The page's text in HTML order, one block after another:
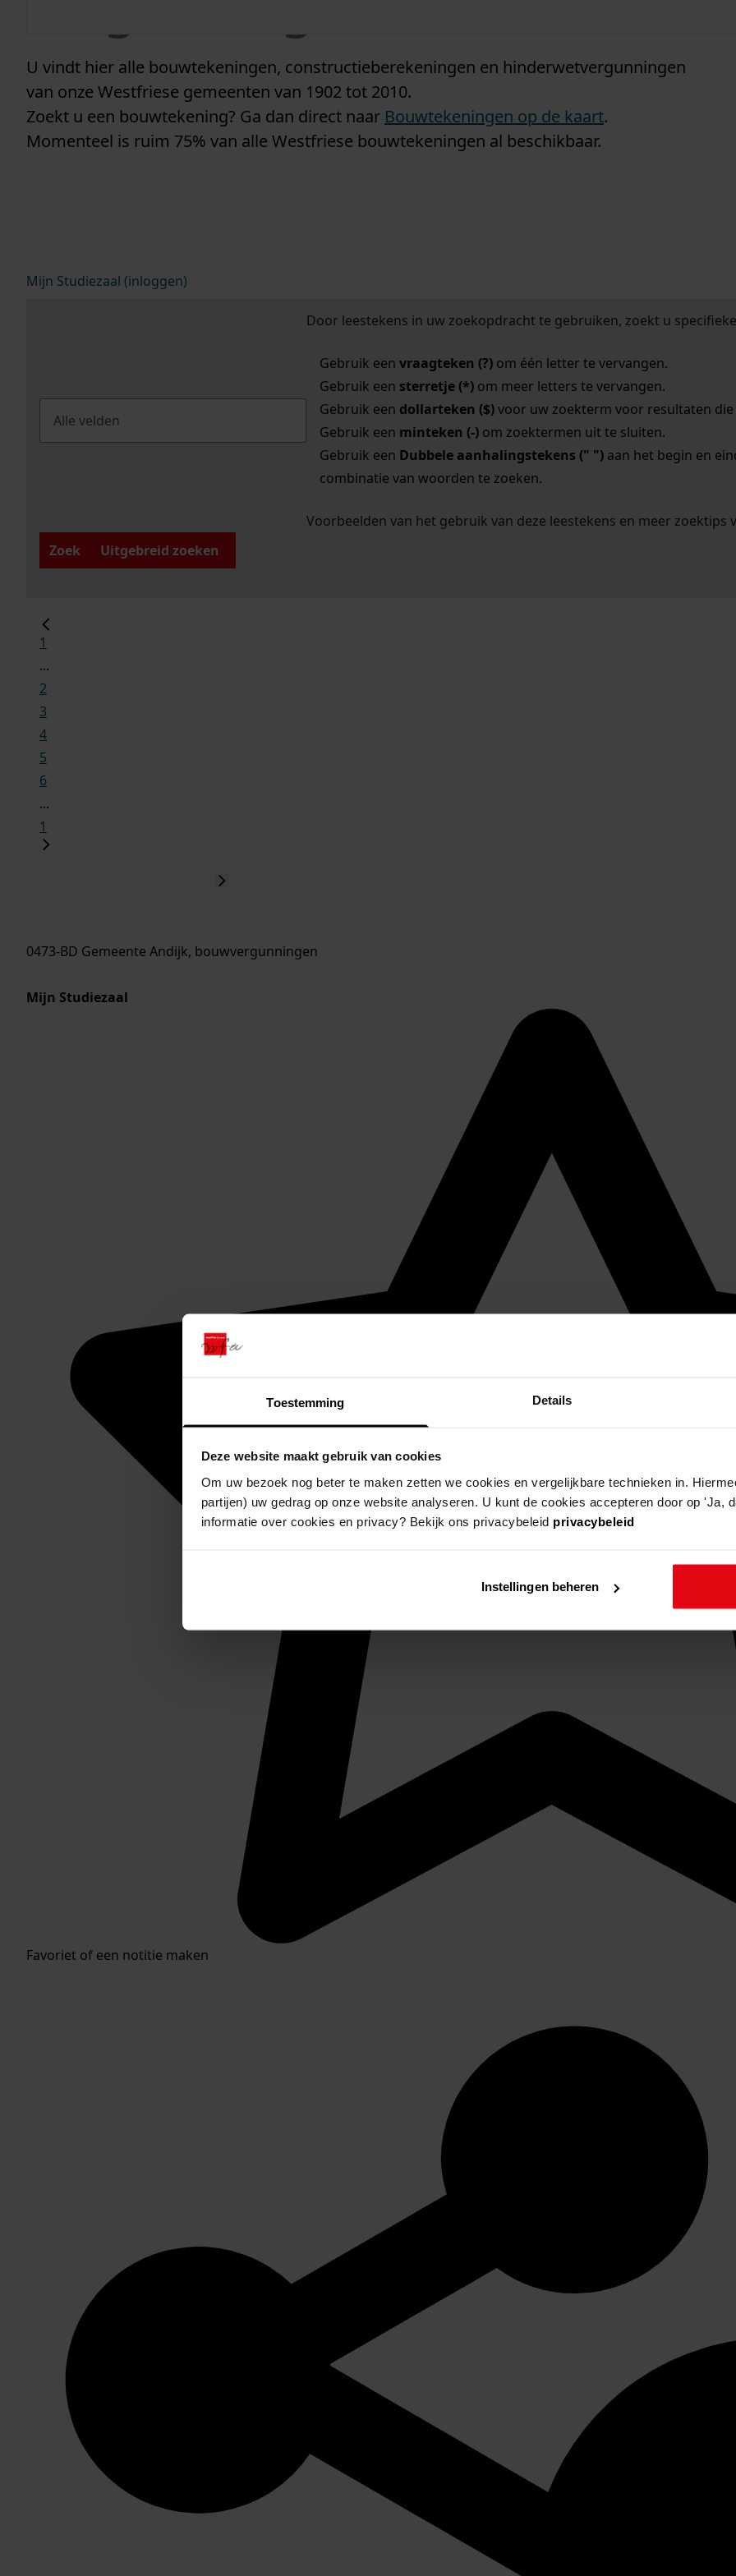
Toestemming Details
Deze website maakt gebruik van cookies
Om uw bezoek nog beter te maken zetten we cookies en vergelijkbare technieken in.
partijen) uw gedrag op onze website analyseren. U kunt de cookies accepteren door op 'Ja,
informatie over cookies en privacy? Bekijk ons privacybeleid privacybeleid
Instellingen beheren
U vindt hier alle bouwtekeningen, constructieberekeningen en hinderwetvergunningen
van onze Westfriese gemeenten van 1902 tot 2010.
Zoekt u een bouwtekening? Ga dan direct naar Bouwtekeningen op de kaart.
Momenteel is ruim 75% van alle Westfriese bouwtekeningen al beschikbaar.
Mijn Studiezaal (inloggen)
Door leestekens in uw zoekopdracht te gebruiken, zoekt u
Gebruik een vraagteken (?)om één letter te vervangen.
Gebruik een sterretje (*)om meer letters te vervangen.
Gebruik een dollarteken ($)voor uw zoekterm voor resultaten die
Gebruik een minteken (-)om zoektermen uit te sluiten.
Gebruik een Dubbele aanhalingstekens (" ")aan het begin en
combinatie van woorden te zoeken.
Voorbeelden van het gebruik van deze leestekens en meer zoektips
Zoek
Uitgebreid zoeken
1
...
2
3
4
5
6
...
1
0473-BD Gemeente Andijk, bouwvergunningen
Mijn Studiezaal
Favoriet of een notitie maken